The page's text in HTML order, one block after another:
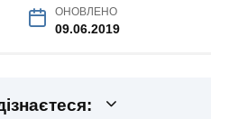
ОНОВЛЕНО
09.06.2019